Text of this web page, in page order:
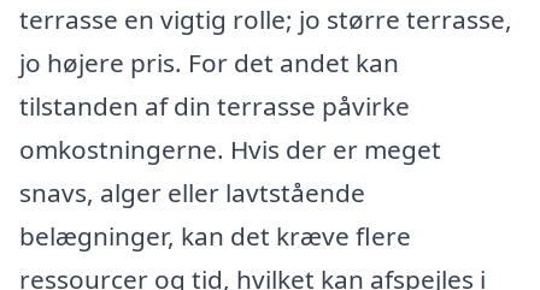
terrasse en vigtig rolle; jo større terrasse,
jo højere pris. For det andet kan
tilstanden af din terrasse påvirke
omkostningerne. Hvis der er meget
snavs, alger eller lavtstående
belægninger, kan det kræve flere
ressourcer og tid, hvilket kan afspejles i